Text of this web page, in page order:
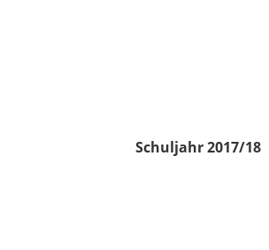
Schuljahr 2017/18